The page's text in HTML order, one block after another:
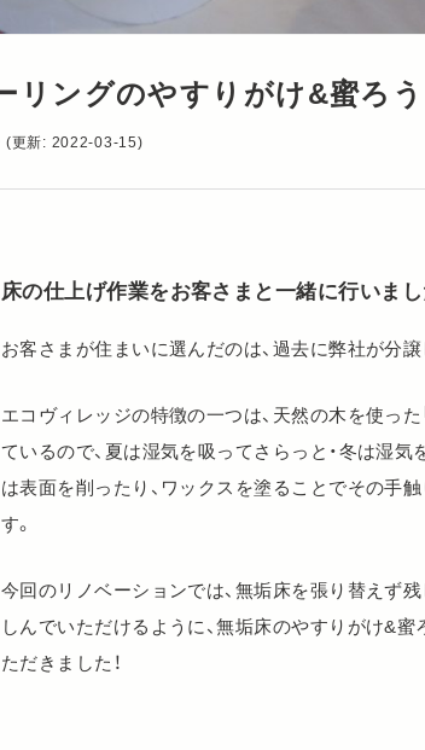
リングのやすりがけ&蜜ろ
(更新: 2022-03-15)
床の仕上げ作業をお客さまと一緒に行いまし
お客さまが住まいに選んだのは、過去に弊社が分譲
エコヴィレッジの特徴の一つは、天然の木を使っ
ているので、夏は湿気を吸ってさらっと・冬は湿
は表面を削ったり、ワックスを塗ることでその手
す。
今回のリノベーションでは、無垢床を張り替えず
しんでいただけるように、無垢床のやすりがけ&
ただきました！